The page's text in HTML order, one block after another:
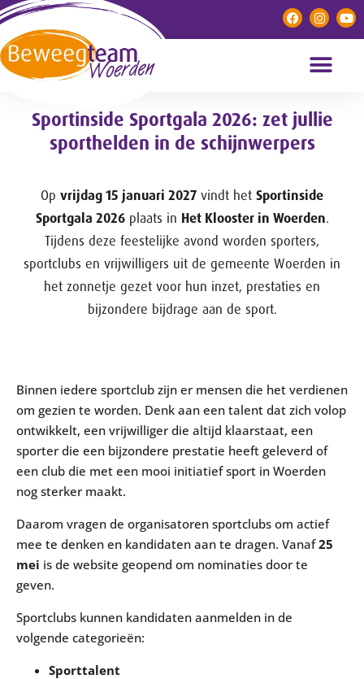
Sportinside Sportgala 2026: zet jullie
sporthelden in de schijnwerpers
Op vrijdag 15 januari 2027 vindt het Sportinside
Sportgala 2026plaats in Het Klooster in Woerden.
Tijdens deze feestelijke avond worden sporters,
sportclubs en vrijwilligers uit de gemeente Woerden in
het zonnetje gezet voor hun inzet, prestaties en
bijzondere bijdrage aan de sport.
Binnen iedere sportclub zijn er mensen die het verdienen
om gezien te worden. Denk aan een talent dat zich volop
ontwikkelt, een vrijwilliger die altijd klaarstaat, een
sporter die een bijzondere prestatie heeft geleverd of
een club die met een mooi initiatief sport in Woerden
nog sterker maakt.
Daarom vragen de organisatoren sportclubs om actief
mee te denken en kandidaten aan te dragen. Vanaf25
mei is de website geopend om nominaties door te
geven.
Sportclubs kunnen kandidaten aanmelden in de
volgende categorieën:
Sporttalent